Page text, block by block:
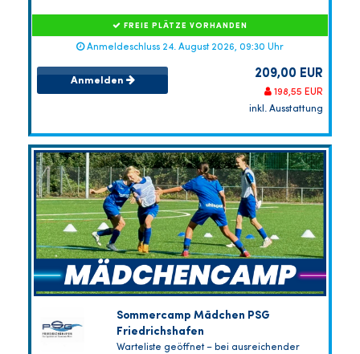
FREIE PLÄTZE VORHANDEN
Anmeldeschluss 24. August 2026, 09:30 Uhr
Anmelden 209,00 EUR
198,55 EUR
inkl. Ausstattung
Sommercamp Mädchen PSG
Friedrichshafen
Warteliste geöffnet – bei ausreichender